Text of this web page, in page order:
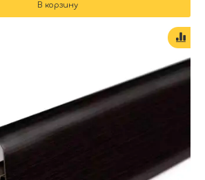
В корзину